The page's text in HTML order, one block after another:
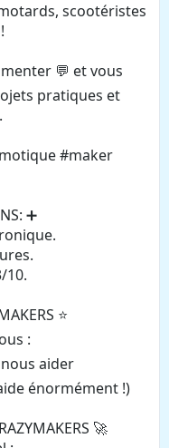
scootéristes
💬 et vous
pratiques et
#maker
➕
10.
⭐️
:
aider
énormément !)
🚀